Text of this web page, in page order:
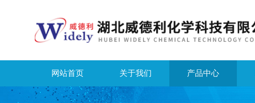
网站首页 关于我们 产品中心